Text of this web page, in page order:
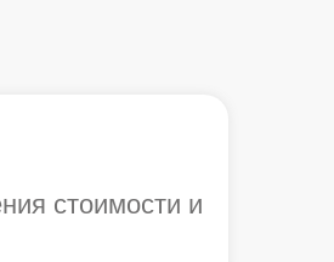
стоимости и